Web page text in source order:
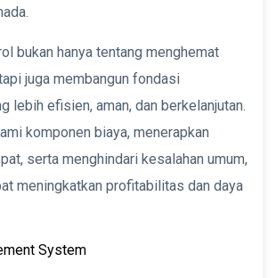
bukan hanya tentang menghemat
juga membangun fondasi
lebih efisien, aman, dan berkelanjutan.
komponen biaya, menerapkan
serta menghindari kesalahan umum,
meningkatkan profitabilitas dan daya